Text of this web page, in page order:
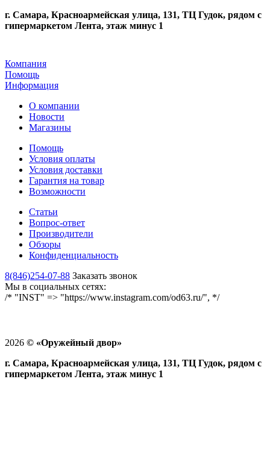
г. Самара, Красноармейская улица, 131, ТЦ Гудок, рядом с
гипермаркетом Лента, этаж минус 1
Компания
Помощь
Информация
О компании
Новости
Магазины
Помощь
Условия оплаты
Условия доставки
Гарантия на товар
Возможности
Статьи
Вопрос-ответ
Производители
Обзоры
Конфиденциальность
8(846)254-07-88 Заказать звонок
Мы в социальных сетях:
/* "INST" => "https://www.instagram.com/od63.ru/", */
2026 © «Оружейный двор»
г. Самара, Красноармейская улица, 131, ТЦ Гудок, рядом с
гипермаркетом Лента, этаж минус 1